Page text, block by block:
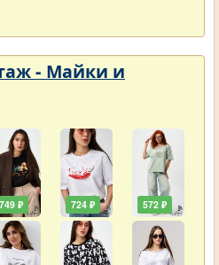
- Майки и
749 ₽ 724 ₽ 572 ₽